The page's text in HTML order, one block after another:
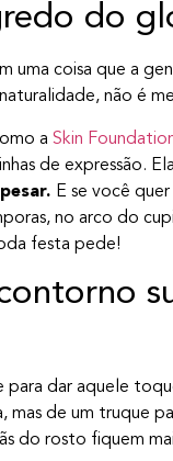
do
uma coisa que a
não é
a Skin
de expressão.
E se você
no arco do
festa pede!
para dar aquele
mas de um truque
do rosto fiquem